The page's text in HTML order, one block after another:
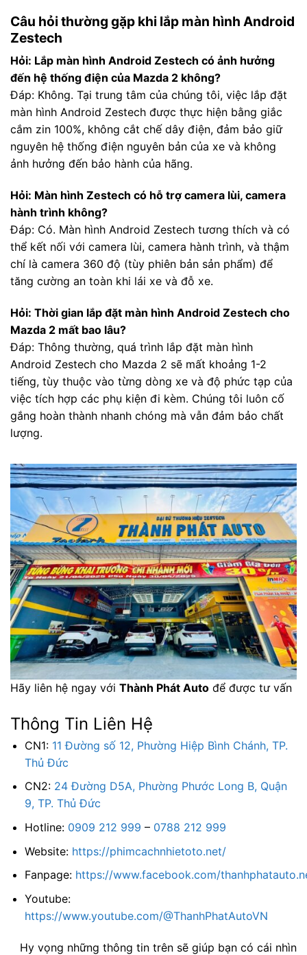
Câu hỏi thường gặp khi lắp màn hình Android
Zestech
Hỏi: Lắp màn hình Android Zestech có ảnh hưởng
đến hệ thống điện của Mazda 2 không?
Đáp: Không. Tại trung tâm của chúng tôi, việc lắp đặt
màn hình Android Zestech được thực hiện bằng giắc
cắm zin 100%, không cắt chế dây điện, đảm bảo giữ
nguyên hệ thống điện nguyên bản của xe và không
ảnh hưởng đến bảo hành của hãng.
Hỏi: Màn hình Zestech có hỗ trợ camera lùi, camera
hành trình không?
Đáp: Có. Màn hình Android Zestech tương thích và có
thể kết nối với camera lùi, camera hành trình, và thậm
chí là camera 360 độ (tùy phiên bản sản phẩm) để
tăng cường an toàn khi lái xe và đỗ xe.
Hỏi: Thời gian lắp đặt màn hình Android Zestech cho
Mazda 2 mất bao lâu?
Đáp: Thông thường, quá trình lắp đặt màn hình
Android Zestech cho Mazda 2 sẽ mất khoảng 1-2
tiếng, tùy thuộc vào từng dòng xe và độ phức tạp của
việc tích hợp các phụ kiện đi kèm. Chúng tôi luôn cố
gắng hoàn thành nhanh chóng mà vẫn đảm bảo chất
lượng.
Hãy liên hệ ngay với Thành Phát Auto để được tư vấn
Thông Tin Liên Hệ
CN1: 11 Đường số 12, Phường Hiệp Bình Chánh, TP.
Thủ Đức
CN2: 24 Đường D5A, Phường Phước Long B, Quận
9, TP. Thủ Đức
Hotline: 0909 212 999 – 0788 212 999
Website: https://phimcachnhietoto.net/
Fanpage: https://www.facebook.com/
Youtube:
https://www.youtube.com/@ThanhPhatAutoVN
Hy vọng những thông tin trên sẽ giúp bạn có cái nhìn